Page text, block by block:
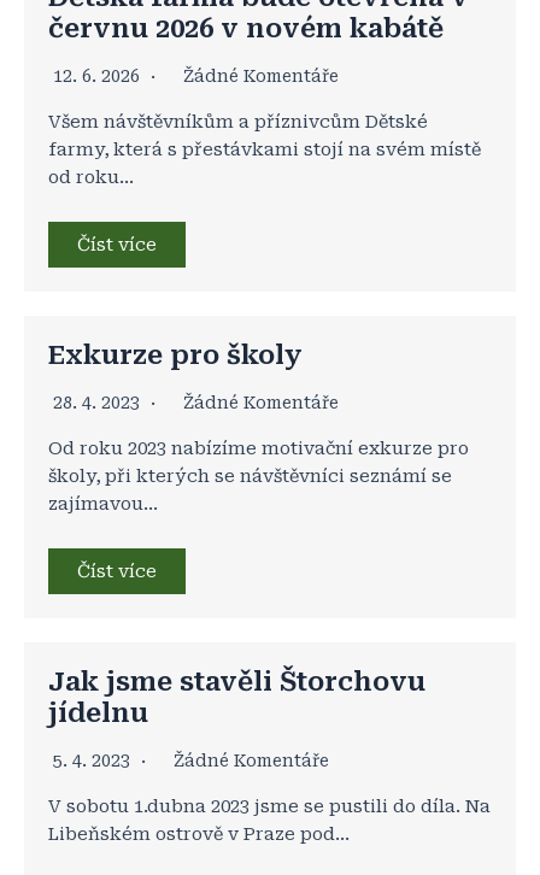
červnu 2026 v novém kabátě
12. 6. 2026 Žádné Komentáře
Všem návštěvníkům a příznivcům Dětské
farmy, která s přestávkami stojí na svém místě
od roku…
Číst více
Exkurze pro školy
28. 4. 2023 Žádné Komentáře
Od roku 2023 nabízíme motivační exkurze pro
školy, při kterých se návštěvníci seznámí se
zajímavou…
Číst více
Jak jsme stavěli Štorchovu
jídelnu
5. 4. 2023 Žádné Komentáře
V sobotu 1.dubna 2023 jsme se pustili do díla. Na
Libeňském ostrově v Praze pod…